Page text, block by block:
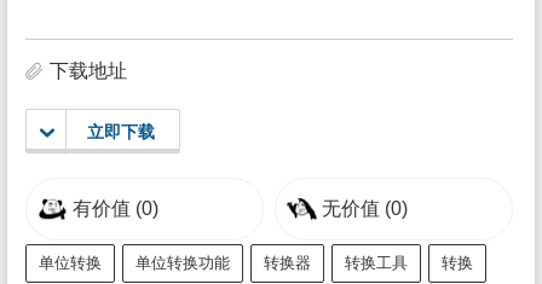
下载地址
立即下载
有价值 (0) 无价值 (0)
单位转换 单位转换功能 转换器 转换工具 转换